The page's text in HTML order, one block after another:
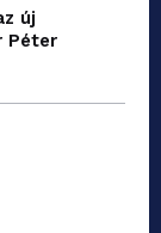
új
Péter